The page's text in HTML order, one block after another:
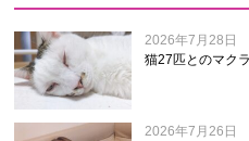
2026年7月28日
猫27匹とのマク
2026年7月26日